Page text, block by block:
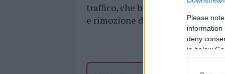
Please
information
deny
in below
traffico, che ha subito inevitabili
e rimozione dei veicoli.